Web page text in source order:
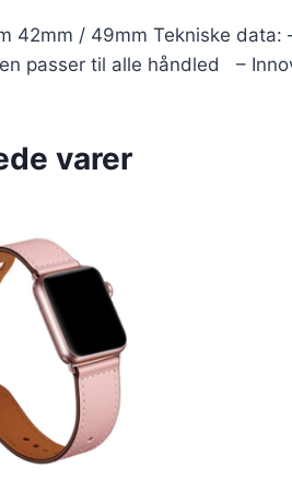
42mm / 49mm Tekniske
passer til alle håndled –
varer